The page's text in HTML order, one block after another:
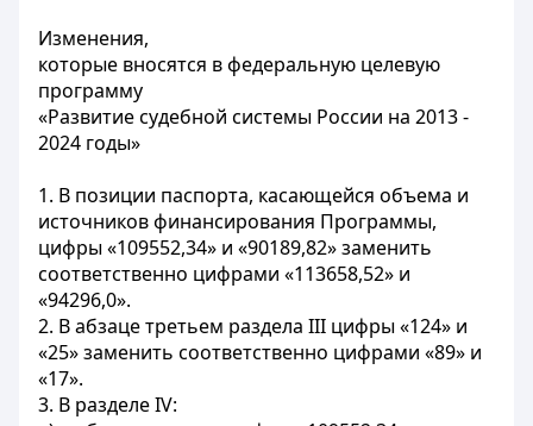
Изменения,
которые вносятся в федеральную целевую
программу
«Развитие судебной системы России на 2013 -
2024 годы»
1. В позиции паспорта, касающейся объема и
источников финансирования Программы,
цифры «109552,34» и «90189,82» заменить
соответственно цифрами «113658,52» и
«94296,0».
2. В абзаце третьем раздела III цифры «124» и
«25» заменить соответственно цифрами «89» и
«17».
3. В разделе IV: